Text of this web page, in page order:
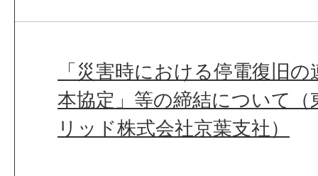
「災害時における停電復旧
本協定」等の締結について
リッド株式会社京葉支社）